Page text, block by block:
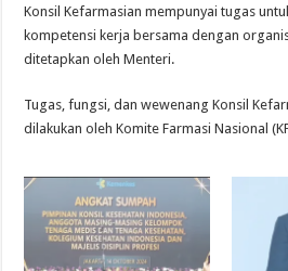
Konsil Kefarmasian mempunyai tugas
kompetensi kerja bersama dengan
ditetapkan oleh Menteri.
Tugas, fungsi, dan wewenang Konsil
dilakukan oleh Komite Farmasi Nasional